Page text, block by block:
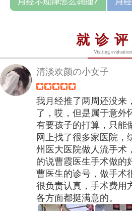
就诊
Visiting evaluation
清淡欢颜の小女子
我月经推了两周还没来
了，哎，但是属于意外
有要孩子的打算，只能
网上找了很多家医院，
州医大医院做人流手术
的说曹霞医生手术做的
曹医生的诊号，做手术
很负责认真，手术费用
各方面都挺满意的。